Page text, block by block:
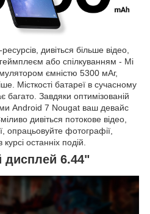
дивіться більше відео,
або спілкуванням - Mi
ємністю 5300 мАг,
Місткості батареї в сучасному
багато. Завдяки оптимізованій
Android 7 Nougat ваш девайс
дивіться потокове відео,
опрацьовуйте фотографії,
останніх подій.
дисплей 6.44"